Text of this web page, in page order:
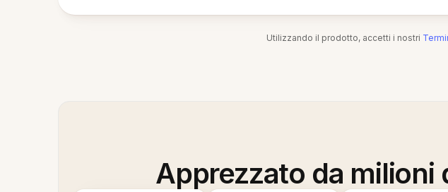
Utilizzando il prodotto, accetti i nostri
Apprezzato da